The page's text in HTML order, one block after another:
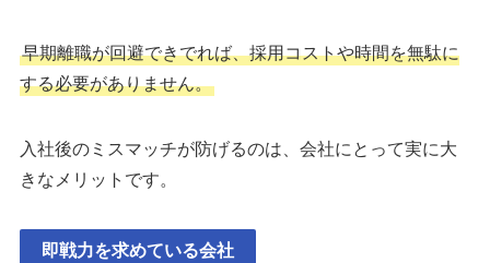
早期離職が回避できでれば、採用コストや時間を無駄に
する必要がありません。
入社後のミスマッチが防げるのは、会社にとって実に大
きなメリットです。
即戦力を求めている会社